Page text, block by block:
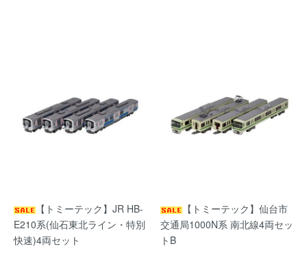
【トミーテック】JR HB-
E210系(仙石東北ライン・特別
快速)4両セット
【トミーテック】仙台市
交通局1000N系 南北線4両セッ
トB